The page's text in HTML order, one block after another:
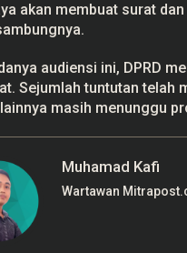
akan membuat surat
audiensi ini, DPRD
Sejumlah tuntutan telah
masih menunggu
Muhamad Kafi
Wartawan